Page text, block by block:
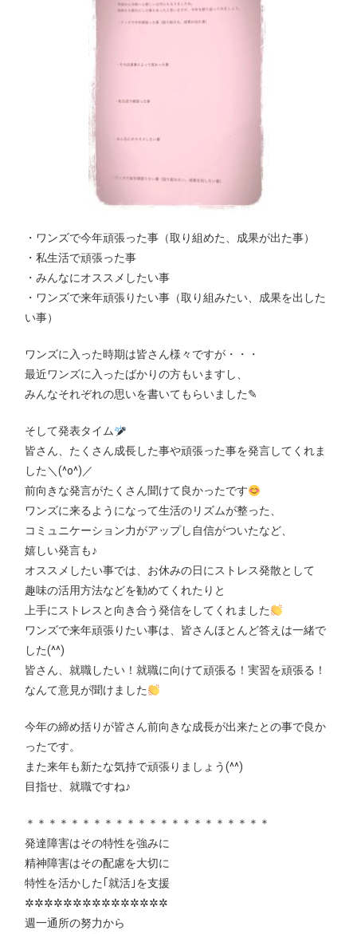
・ワンズで今年頑張った事（取り組めた、成果が出た事）
・私生活で頑張った事
・みんなにオススメしたい事
・ワンズで来年頑張りたい事（取り組みたい、成果を出した
い事）
ワンズに入った時期は皆さん様々ですが・・・
最近ワンズに入ったばかりの方もいますし、
みんなそれぞれの思いを書いてもらいました✎
そして発表タイム
皆さん、たくさん成長した事や頑張った事を発言してくれま
した＼(^o^)／
前向きな発言がたくさん聞けて良かったです
ワンズに来るようになって生活のリズムが整った、
コミュニケーション力がアップし自信がついたなど、
嬉しい発言も♪
オススメしたい事では、お休みの日にストレス発散として
趣味の活用方法などを勧めてくれたりと
上手にストレスと向き合う発信をしてくれました
ワンズで来年頑張りたい事は、皆さんほとんど答えは一緒で
した(^^)
皆さん、就職したい！就職に向けて頑張る！実習を頑張る！
なんて意見が聞けました
今年の締め括りが皆さん前向きな成長が出来たとの事で良か
ったです。
また来年も新たな気持で頑張りましょう(^^)
目指せ、就職ですね♪
＊＊＊＊＊＊＊＊＊＊＊＊＊＊＊＊＊＊＊＊＊＊
発達障害はその特性を強みに
精神障害はその配慮を大切に
特性を活かした｢就活｣を支援
✲✲✲✲✲✲✲✲✲✲✲✲✲✲✲
週一通所の努力から